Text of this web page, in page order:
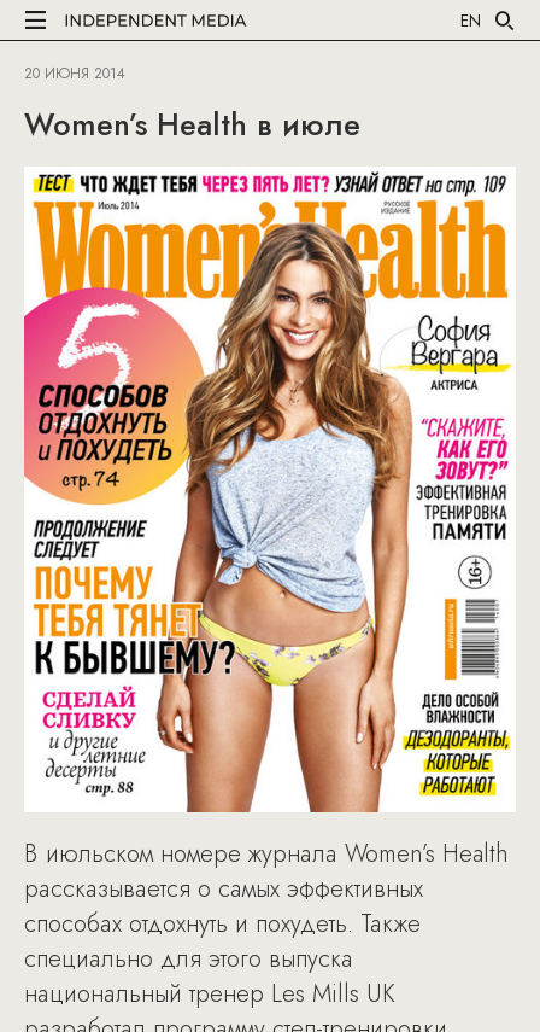
EN
20 ИЮНЯ 2014
Women’s Health в июле
В июльском номере журнала Women’s Health
рассказывается о самых эффективных
способах отдохнуть и похудеть. Также
специально для этого выпуска
национальный тренер Les Mills UK